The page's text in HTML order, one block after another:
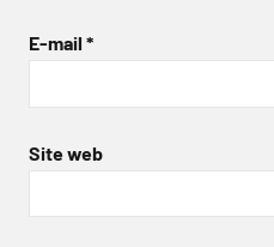
E-mail *
Site web